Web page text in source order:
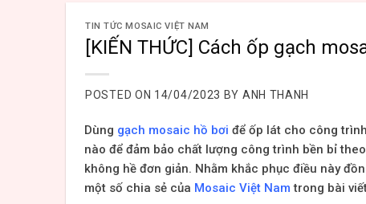
TIN TỨC MOSAIC VIỆT NAM
[KIẾN THỨC] Cách ốp gạch
POSTED ON 14/04/2023 BY ANH THANH
Dùng gạch mosaic hồ bơi để ốp lát cho công
nào để đảm bảo chất lượng công trình bền bỉ
không hề đơn giản. Nhằm khắc phục điều này
một số chia sẻ của Mosaic Việt Nam trong bài